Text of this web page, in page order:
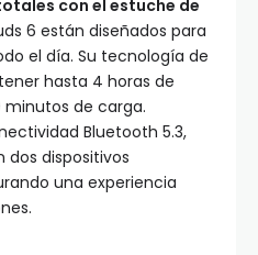
con el estuche de
6 están diseñados para
el día. Su tecnología de
hasta 4 horas de
minutos de carga.
Bluetooth 5.3,
dispositivos
una experiencia